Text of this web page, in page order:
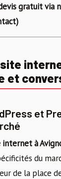
gratuit via
et
et
à
du
de la place